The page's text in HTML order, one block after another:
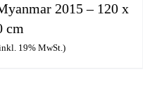
2015 – 120 x
cm
19% MwSt.)